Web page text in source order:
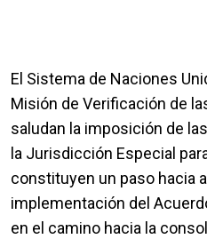
El Sistema de Naciones
Misión de Verificación de
saludan la imposición de
la Jurisdicción Especial
constituyen un paso hacia
implementación del
en el camino hacia la